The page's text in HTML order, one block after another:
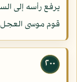
يرفع رأسه إلى
قوم موسى
٢٠٠